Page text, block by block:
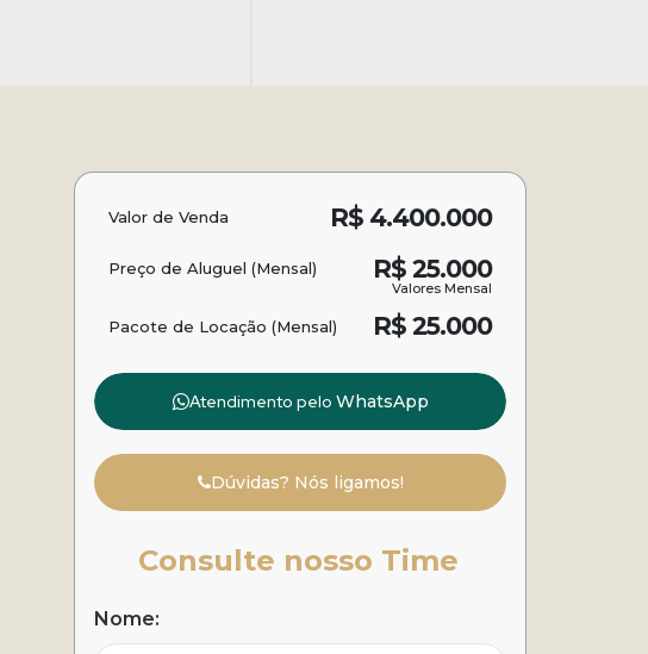
R$ 4.400.000
Valor de Venda
R$ 25.000
Preço de Aluguel (Mensal)
Valores Mensal
R$ 25.000
Pacote de Locação (Mensal)
Atendimento pelo WhatsApp
Dúvidas? Nós ligamos!
Consulte nosso Time
Nome: